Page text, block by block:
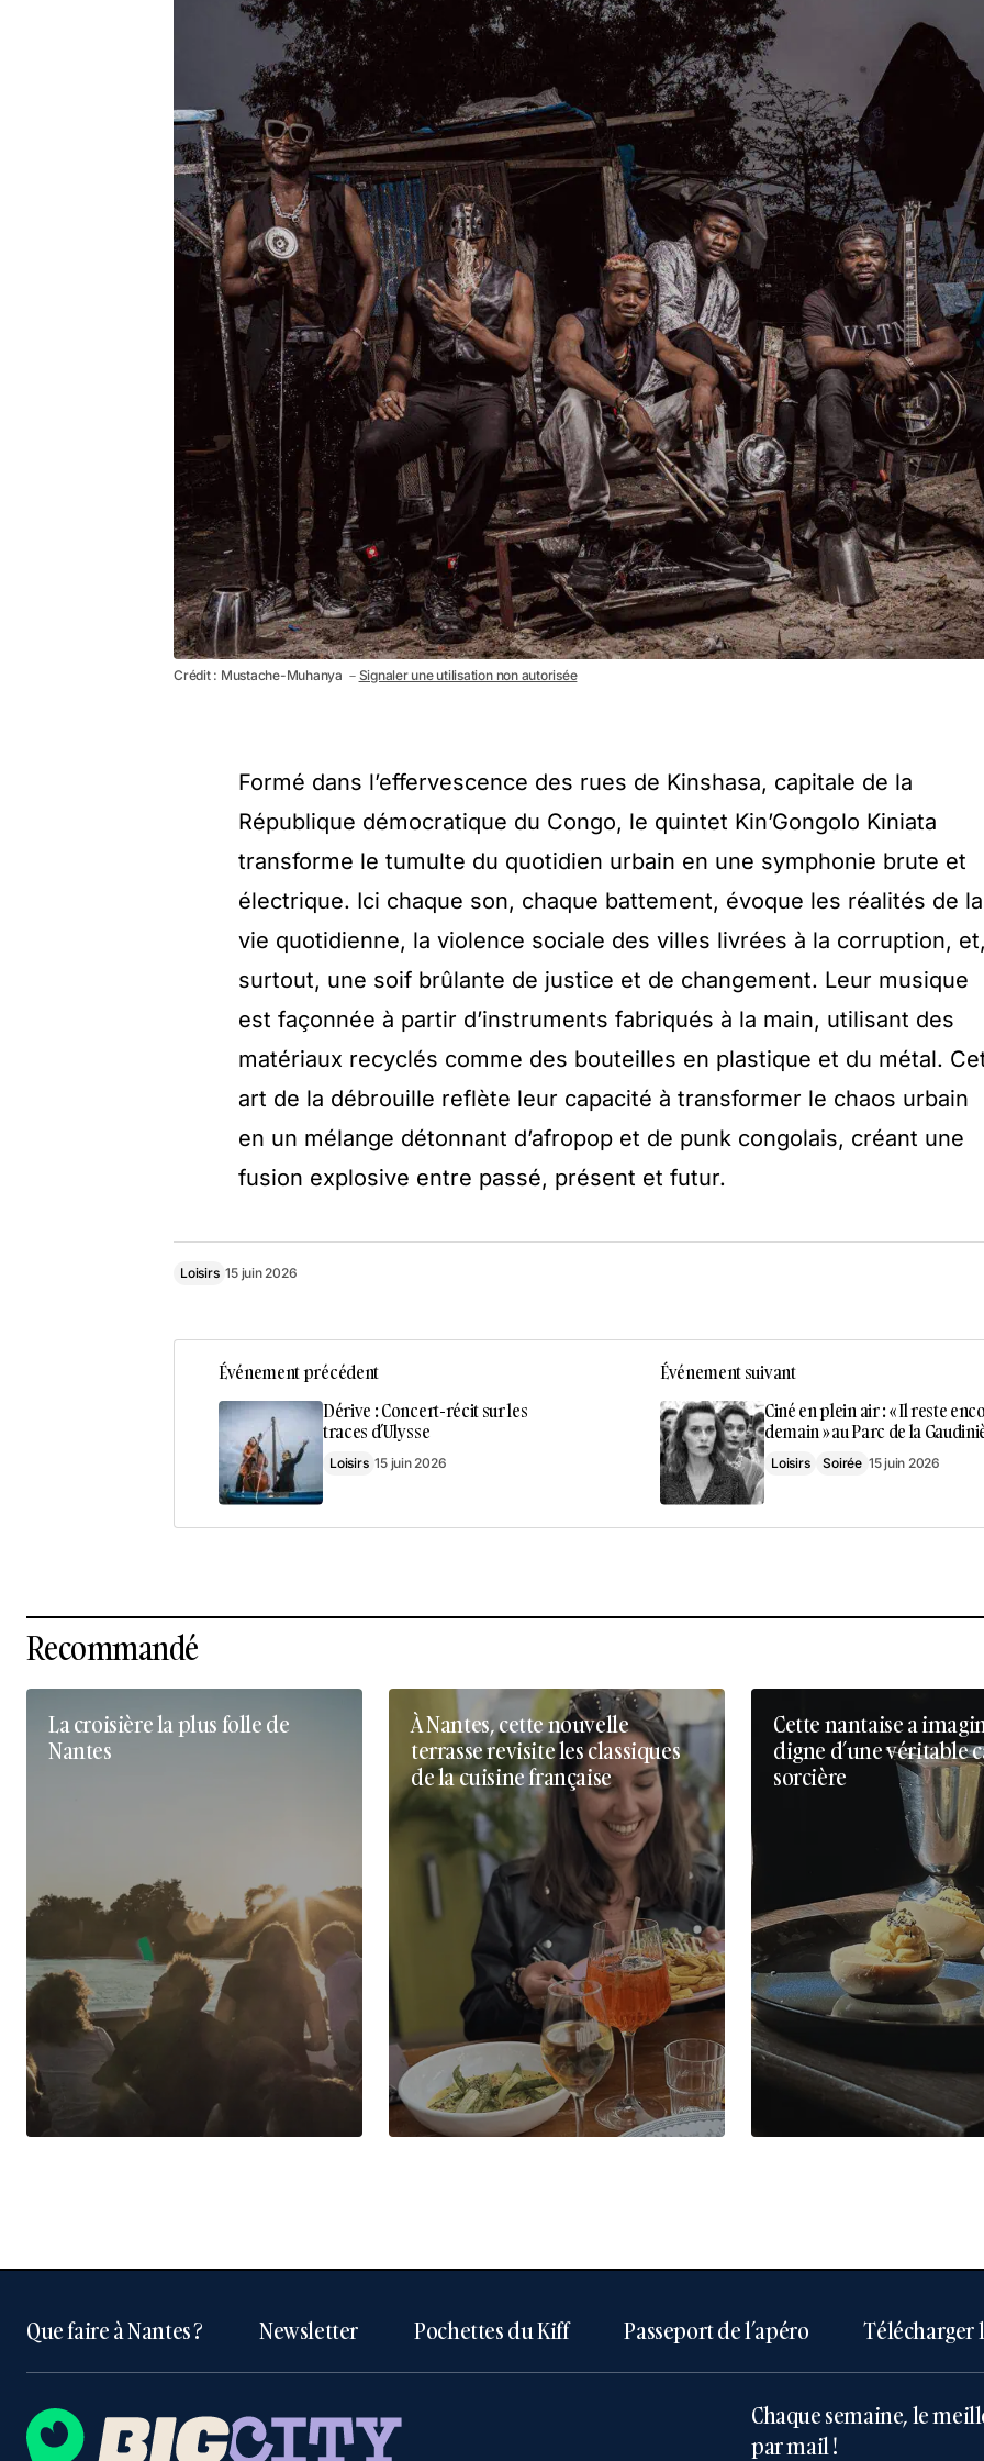
Crédit : Mustache-Muhanya － Signaler une utilisation non autorisée
Formé dans l’effervescence des rues de Kinshasa, capitale de la
République démocratique du Congo, le quintet Kin’Gongolo Kiniata
transforme le tumulte du quotidien urbain en une symphonie brute et
électrique. Ici chaque son, chaque battement, évoque les réalités de la
vie quotidienne, la violence sociale des villes livrées à la corruption, et,
surtout, une soif brûlante de justice et de changement. Leur musique
est façonnée à partir d’instruments fabriqués à la main, utilisant des
matériaux recyclés comme des bouteilles en plastique et du métal.
art de la débrouille reflète leur capacité à transformer le chaos urbain
en un mélange détonnant d’afropop et de punk congolais, créant une
fusion explosive entre passé, présent et futur.
Loisirs 15 juin 2026
Événement précédent
Dérive : Concert-récit sur les
traces d’Ulysse
Loisirs 15 juin 2026
Événement suivant
Ciné en plein air : « Il reste
demain » au Parc de la
Loisirs Soirée 15 juin 2026
Recommandé
La croisière la plus folle de
Nantes
À Nantes, cette nouvelle
terrasse revisite les classiques
de la cuisine française
Cette nantaise a
digne d’une véritable
sorcière
Que faire à Nantes ? Newsletter Pochettes du Kiff Passeport de l’apéro Télécharger
Chaque semaine, le
par mail !